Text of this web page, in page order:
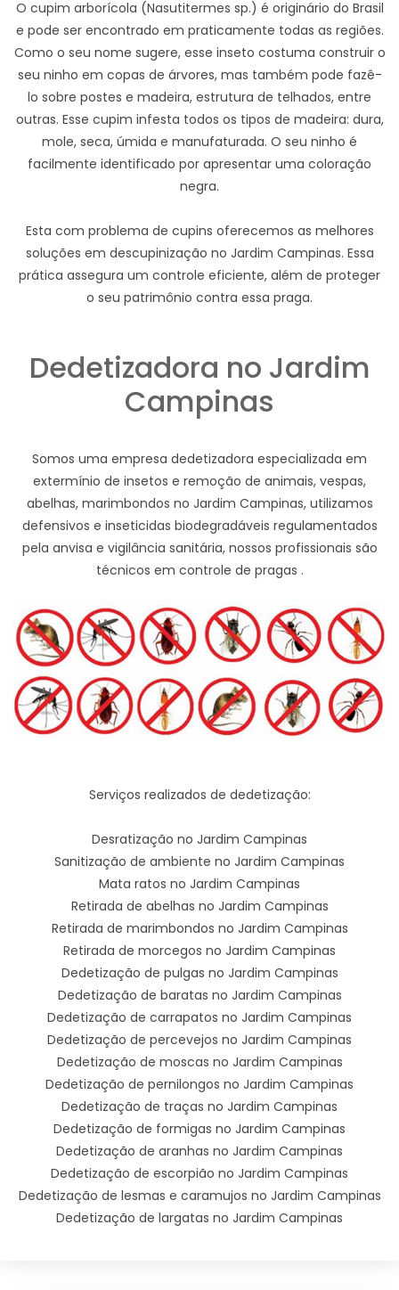
O cupim arborícola (Nasutitermes sp.) é originário do Brasil
e pode ser encontrado em praticamente todas as regiões.
Como o seu nome sugere, esse inseto costuma construir o
seu ninho em copas de árvores, mas também pode fazê-
lo sobre postes e madeira, estrutura de telhados, entre
outras. Esse cupim infesta todos os tipos de madeira: dura,
mole, seca, úmida e manufaturada. O seu ninho é
facilmente identificado por apresentar uma coloração
negra.
Esta com problema de cupins oferecemos as melhores
soluções em descupinização no Jardim Campinas. Essa
prática assegura um controle eficiente, além de proteger
o seu patrimônio contra essa praga.
Dedetizadora no Jardim
Campinas
Somos uma empresa dedetizadora especializada em
extermínio de insetos e remoção de animais, vespas,
abelhas, marimbondos no Jardim Campinas, utilizamos
defensivos e inseticidas biodegradáveis regulamentados
pela anvisa e vigilância sanitária, nossos profissionais são
técnicos em controle de pragas .
Serviços realizados de dedetização:
Desratização no Jardim Campinas
Sanitização de ambiente no Jardim Campinas
Mata ratos no Jardim Campinas
Retirada de abelhas no Jardim Campinas
Retirada de marimbondos no Jardim Campinas
Retirada de morcegos no Jardim Campinas
Dedetização de pulgas no Jardim Campinas
Dedetização de baratas no Jardim Campinas
Dedetização de carrapatos no Jardim Campinas
Dedetização de percevejos no Jardim Campinas
Dedetização de moscas no Jardim Campinas
Dedetização de pernilongos no Jardim Campinas
Dedetização de traças no Jardim Campinas
Dedetização de formigas no Jardim Campinas
Dedetização de aranhas no Jardim Campinas
Dedetização de escorpião no Jardim Campinas
Dedetização de lesmas e caramujos no Jardim Campinas
Dedetização de largatas no Jardim Campinas